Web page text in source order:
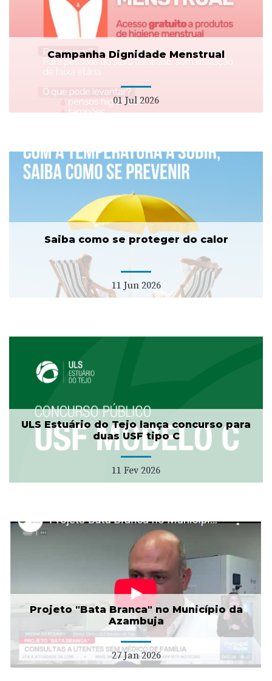
Campanha Dignidade Menstrual
01 Jul 2026
Saiba como se proteger do calor
11 Jun 2026
ULS Estuário do Tejo lança concurso para
duas USF tipo C
11 Fev 2026
Projeto "Bata Branca" no Município da
Azambuja
27 Jan 2026